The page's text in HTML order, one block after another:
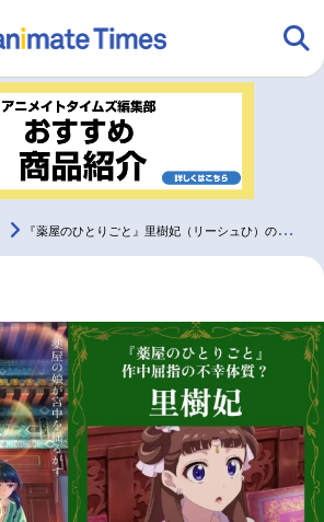
ンキング アニメ
んなの声
・Vtuber トレンド 無料マンガ
声優記事一覧
『薬屋のひとりごと』里樹妃（リーシュひ）の情報まとめ